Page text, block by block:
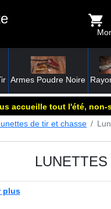
Armes Poudre Noire
accueille tout l'été,
Lunettes de tir et chasse
plus